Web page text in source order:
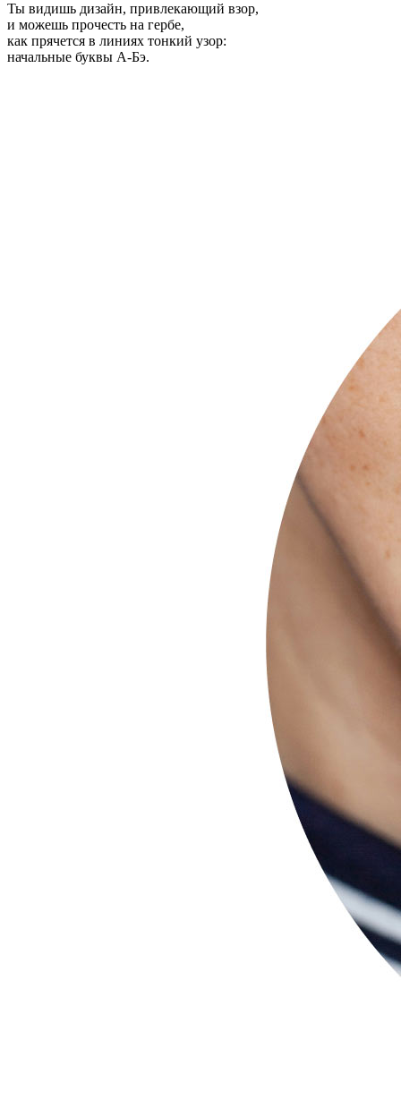
Ты видишь дизайн, привлекающий взор,
и можешь прочесть на гербе,
как прячется в линиях тонкий узор:
начальные буквы А-Бэ.